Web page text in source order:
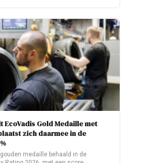
EcoVadis Gold Medaille met
zich daarmee in de
medaille behaald in de